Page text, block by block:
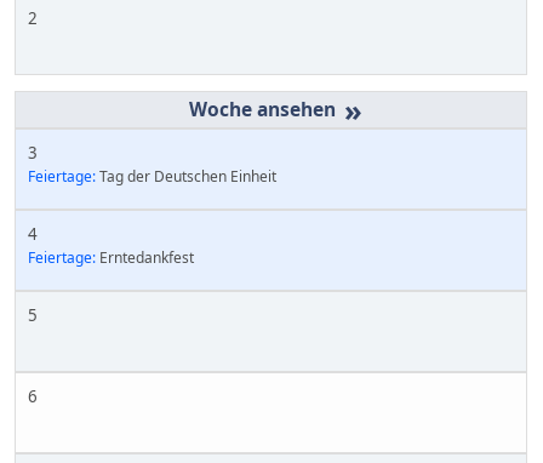
2
»
3
Feiertage:Tag der Deutschen Einheit
4
Feiertage: Erntedankfest
5
6